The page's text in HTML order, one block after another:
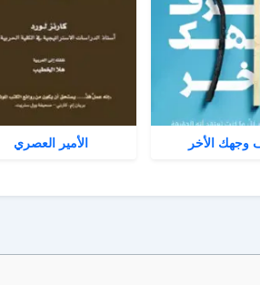
وجهك الأخر الأمير العصري